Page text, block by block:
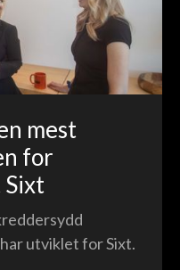
mest
for
utviklet for Sixt.